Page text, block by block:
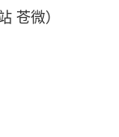
苍微）